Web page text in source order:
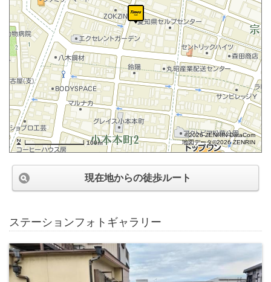
100m
©2026 ZENRIN DataCom
地図データ©2026 ZENRIN
現在地からの徒歩ルート
ステーションフォトギャラリー